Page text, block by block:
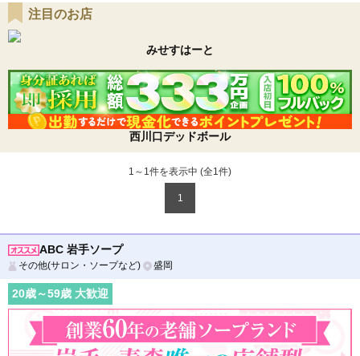
注目のお店
みせすはーと
西川口デッドボール
1～1件を表示中 (全1件)
1
ABC 岩手ソープ
その他(サロン・ソープなど) 盛岡
20歳～59歳 大歓迎